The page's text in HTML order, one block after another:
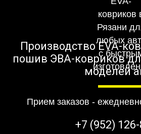
Производство EVA-
пошив ЭВА-ковриков
моделей
Прием заказов -
+7 (952)